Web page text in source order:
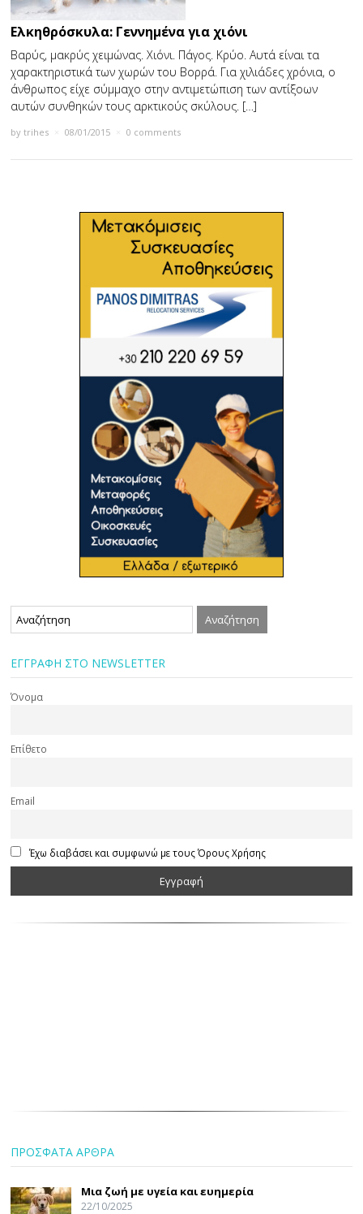
Eλκηθρόσκυλα: Γεννημένα για χιόνι
Βαρύς, μακρύς χειμώνας. Χιόνι. Πάγος. Κρύο. Αυτά είναι τα
χαρακτηριστικά των χωρών του Βορρά. Για χιλιάδες χρόνια, ο
άνθρωπος είχε σύμμαχο στην αντιμετώπιση των αντίξοων
αυτών συνθηκών τους αρκτικούς σκύλους. […]
bytrihes 08/01/2015 0 comments
ΕΓΓΡΑΦΗ ΣΤΟ NEWSLETTER
Όνομα
Επίθετο
Email
Έχω διαβάσει και συμφωνώ με τους Όρους Χρήσης
ΠΡΟΣΦΑΤΑ ΑΡΘΡΑ
Μια ζωή με υγεία και ευημερία
22/10/2025